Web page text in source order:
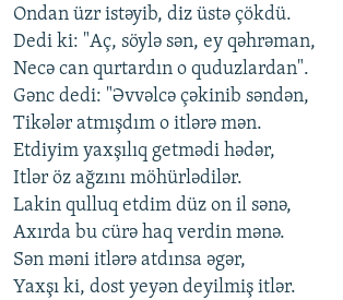
Ondan üzr istəyib, diz üstə çökdü.
Dedi ki: "Aç, söylə sən, ey qəhrəman,
Necə can qurtardın o quduzlardan".
Gənc dedi: "Əvvəlcə çəkinib səndən,
Tikələr atmışdım o itlərə mən.
Etdiyim yaxşılıq getmədi hədər,
Itlər öz ağzını möhürlədilər.
Lakin qulluq etdim düz on il sənə,
Axırda bu cürə haq verdin mənə.
Sən məni itlərə atdınsa əgər,
Yaxşı ki, dost yeyən deyilmiş itlər.